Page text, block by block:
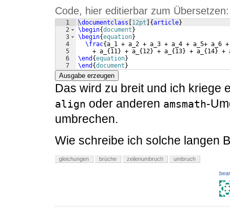
Code, hier editierbar zum Übersetzen:
1
2
3
4
5
6
7
\documentclass 12pt {article}
\begin{document }
\begin{equation}
\frac{a_1 + a_2 + a_3 + a_4 + a_5+ a_6
    + a_
{ 11} + a_ { 12} + a_ { 13} + a_ { 14} +
\end {equation}
\end {document }
Ausgabe erzeugen
Das wird zu breit und ich kriege
align oder anderen amsmath-
umbrechen.
Wie schreibe ich solche langen
gleichungen brüche zeilenumbruch umbruch